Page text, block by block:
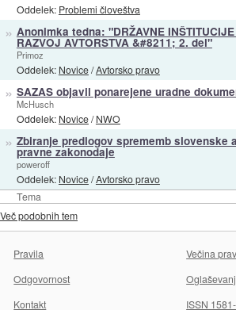
Tema
Oddelek: Problemi človeštva
» Anonimka tedna: "DRŽAVNE
RAZVOJ AVTORSTVA &#8211; 2. del"
Primoz
Oddelek: Novice/Avtorsko pravo
» SAZAS objavil ponarejene uradne
McHusch
Oddelek: Novice/NWO
» Zbiranje predlogov sprememb slovenske
pravne zakonodaje
poweroff
Oddelek: Novice/Avtorsko pravo
Več podobnih tem
Pravila
Večina
Odgovornost
Kontakt
ISSN